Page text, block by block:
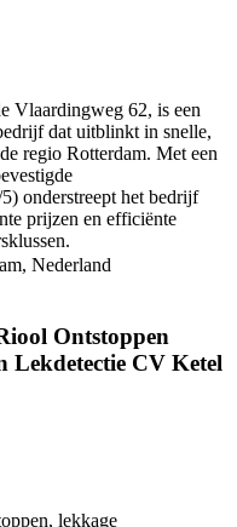
Vlaardingweg 62, is een
dat uitblinkt in snelle,
regio Rotterdam. Met een
onderstreept het bedrijf
prijzen en efficiënte
Nederland
Ontstoppen
Lekdetectie CV Ketel
lekkage